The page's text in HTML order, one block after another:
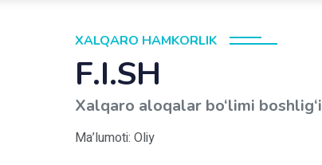
XALQARO HAMKORLIK
F.I.SH
Xalqaro aloqalar bo‘limi boshlig‘i
Ma’lumoti: Oliy